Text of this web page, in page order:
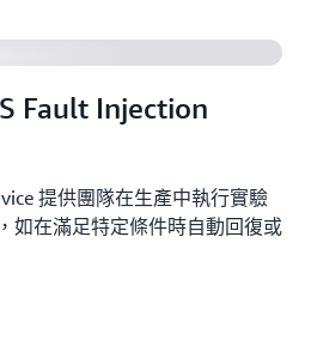
Fault Injection
提供團隊在生產中執行實驗
如在滿足特定條件時自動回復或